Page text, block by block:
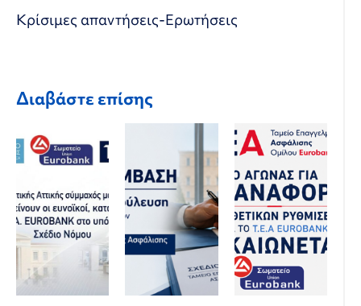
Κρίσιμες απαντήσεις-Ερωτήσεις
Διαβάστε επίσης